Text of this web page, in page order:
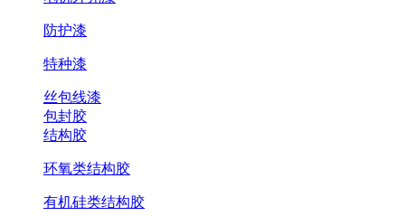
防护漆
特种漆
丝包线漆
包封胶
结构胶
环氧类结构胶
有机硅类结构胶